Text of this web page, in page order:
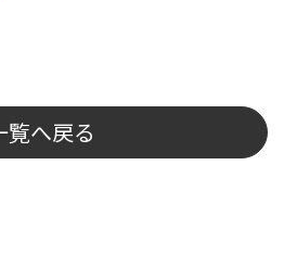
覧へ戻る